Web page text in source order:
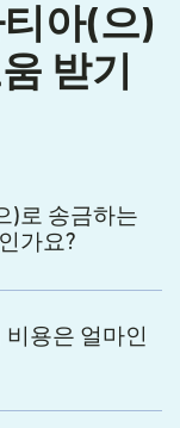
아(으)
받기
)로 송금하는
가요?
용은 얼마인